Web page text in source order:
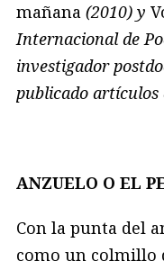
mañana (2010) y
Internacional de
investigador
publicado artículos
ANZUELO O EL
Con la punta del
como un colmillo